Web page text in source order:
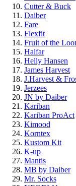
Cutter & Buck
Daiber
Fare
Flexfit
Fruit of the
Halfar
Helly Hansen
James Harvest
J.Harvest &
Jerzees
JN by Daiber
Kariban
Kariban ProAct
Kimood
Korntex
Kustom Kit
K-up
Mantis
MB by Daiber
Mr. Socks